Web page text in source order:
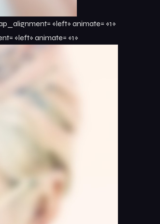
«left» animate= «1»
«left» animate= «1»